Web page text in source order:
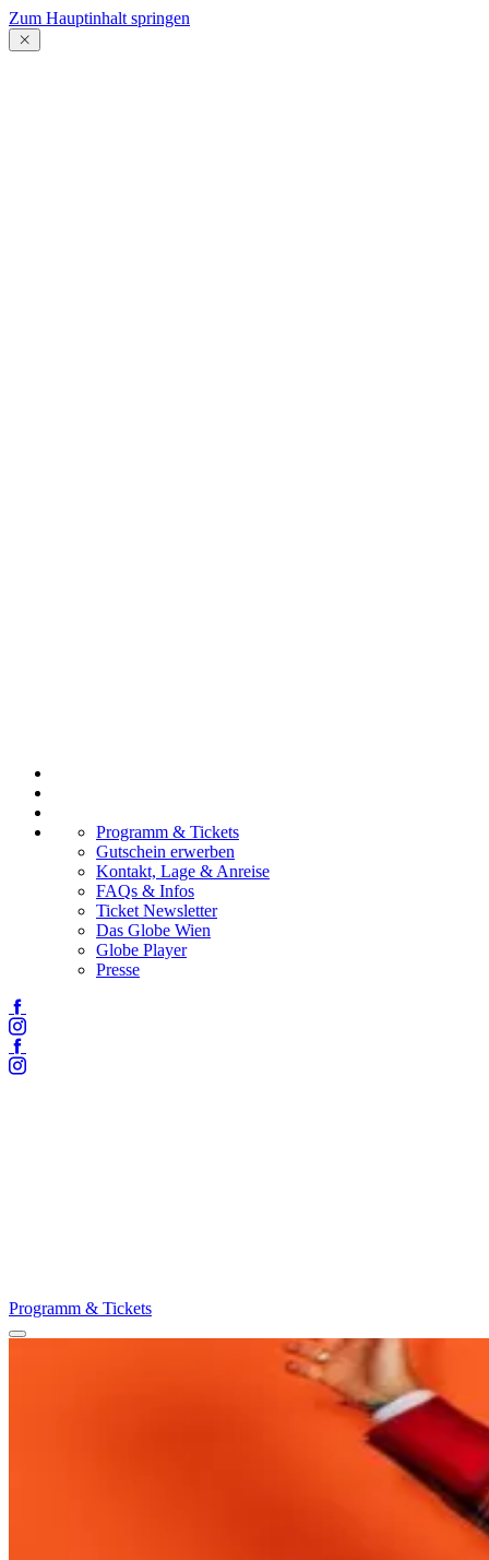
Zum Hauptinhalt springen
Menü
schließen
Programm & Tickets
Gutschein erwerben
Kontakt, Lage & Anreise
FAQs & Infos
Ticket Newsletter
Das Globe Wien
Globe Player
Presse
Facebook
Instagram
Facebook
Instagram
Programm & Tickets
Menü